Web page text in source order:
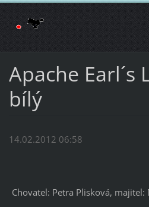
Apache Earl´s
bílý
14.02.2012 06:58
Chovatel: Petra Plisková, majitel: